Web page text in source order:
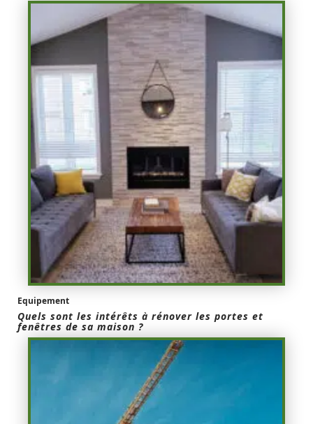
Equipement
Quels sont les intérêts à rénover les portes et
fenêtres de sa maison ?